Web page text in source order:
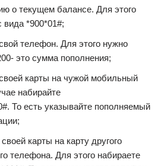
о текущем балансе. Для этого
вида *900*01#;
телефон. Для этого нужно
это сумма пополнения;
карты на чужой мобильный
набирайте
То есть указывайте пополняемый
карты на карту другого
телефона. Для этого набираете